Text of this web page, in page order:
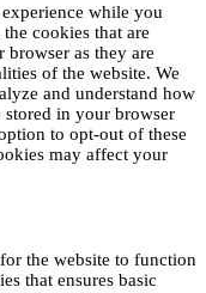
while you
cookies that are
browser as they are
of the website. We
and understand how
stored in your browser
to opt-out of these
may affect your
the website to function
that ensures basic